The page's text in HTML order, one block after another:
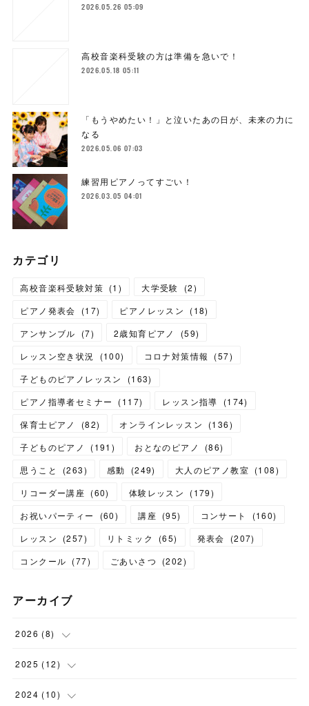
2026.05.26 05:09
高校音楽科受験の方は準備を急いで！
2026.05.18 05:11
「もうやめたい！」と泣いたあの日が、未来の力に
なる
2026.05.06 07:03
練習用ピアノってすごい！
2026.03.05 04:01
カテゴリ
高校音楽科受験対策 (1 ) 大学受験 (2)
ピアノ発表会
(17) ピアノレッスン (18)
アンサンブル
(7) 2歳知育ピアノ (59)
レッスン空き状況
(100) コロナ対策情報 (57)
子どものピアノレッスン
(163)
ピアノ指導者セミナー
(117) レッスン指導 (174)
保育士ピアノ
(82) オンラインレッスン (136)
子どものピアノ
(191 ) おとなのピアノ (86)
思うこと
(263) 感動 (249) 大人のピアノ教室 (108)
リコーダー講座 (60) 体験レッスン (179)
お祝いパーティー
(60) 講座 (95) コンサート (160)
レッスン
(257) リトミック (65) 発表会 (207)
コンクール (77) ごあいさつ (202)
アーカイブ
2026 (8)
(1)
(3)
2025 (12)
(1)
2024 (10)